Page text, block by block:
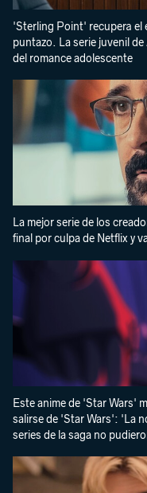
'Sterling Point' recupera el
puntazo. La serie juvenil de
del romance adolescente
La mejor serie de los
final por culpa de Netflix y
Este anime de 'Star Wars'
salirse de 'Star Wars': 'La
series de la saga no